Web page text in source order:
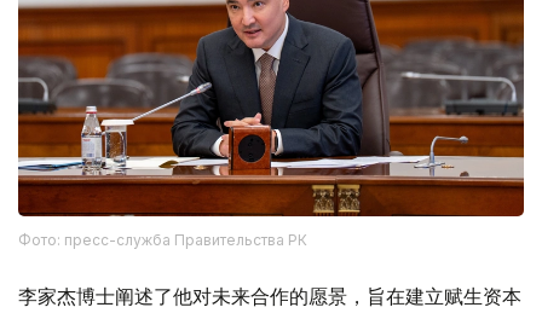
Фото: пресс-служба Правительства РК
李家杰博士阐述了他对未来合作的愿景，旨在建立赋生资本